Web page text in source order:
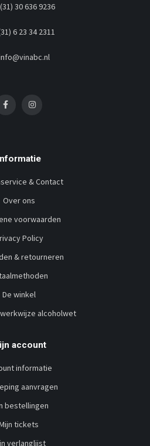
30 636 9236
6 23 34 2311
& Contact
Over ons
voorwaarden
Policy
& retourneren
De winkel
alcoholwet
account
informatie
aanvragen
bestellingen
tickets
verlanglijst